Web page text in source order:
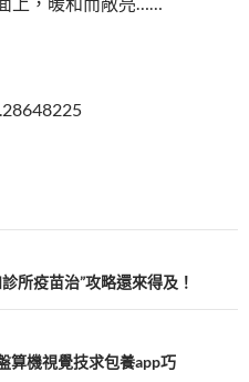
所疫苗治”攻略還來得及！
算機視覺技求包養app巧